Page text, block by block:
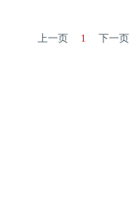
上一页 1 下一页